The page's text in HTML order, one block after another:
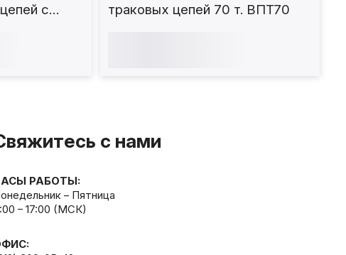
с
траковых цепей 70 т. ВПТ70
с нами
РАБОТЫ:
– Пятница
– 17:00 (МСК)